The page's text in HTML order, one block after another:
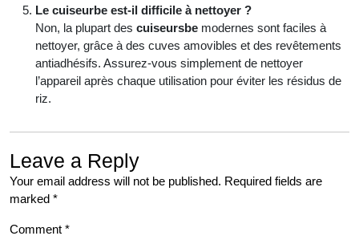
Le cuiseurbe est-il difficile à nettoyer ?
Non, la plupart des cuiseursbe modernes sont faciles à
nettoyer, grâce à des cuves amovibles et des revêtements
antiadhésifs. Assurez-vous simplement de nettoyer
l’appareil après chaque utilisation pour éviter les résidus de
riz.
Leave a Reply
Your email address will not be published. Required fields are
marked *
Comment *